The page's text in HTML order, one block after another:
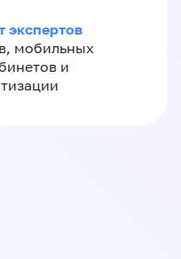
экспертов
мобильных
и